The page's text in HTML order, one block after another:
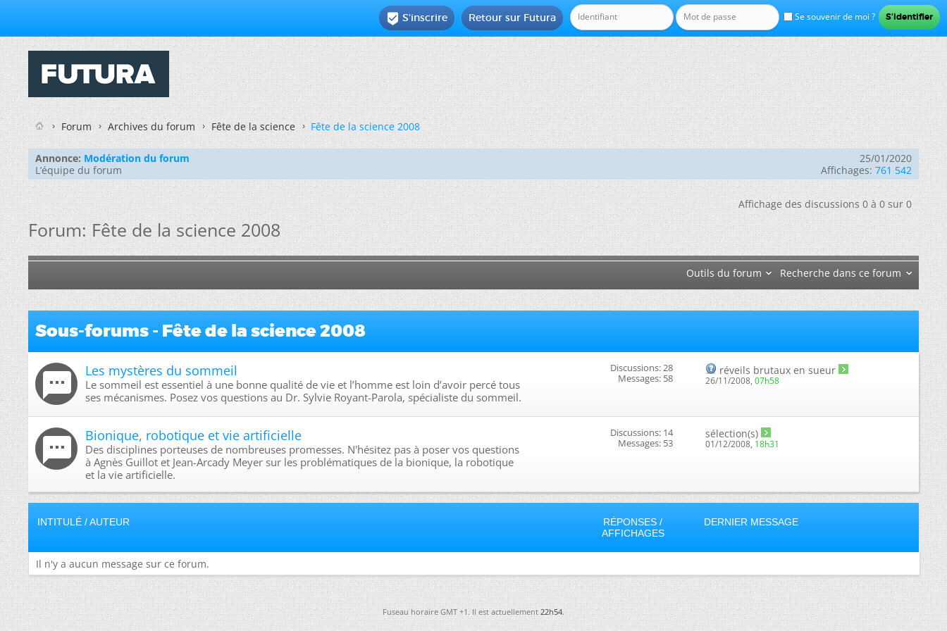
Se souvenir de moi ?
Retour sur Futura
 S'inscrire
Forum Archives du forum Fête de la science Fête de la science 2008
Annonce: Modération du forum
L’équipe du forum
25/01/2020
Affichages: 761 542
Affichage des discussions 0 à 0 sur 0
Forum:Fête de la science 2008
Outils du forum Recherche dans ce forum
Sous-forums - Fête de la science 2008
Les mystères du sommeil
Le sommeil est essentiel à une bonne qualité de vie et l’homme est loin d’avoir percé tous
ses mécanismes. Posez vos questions au Dr. Sylvie Royant-Parola, spécialiste du sommeil.
Discussions: 28
Messages: 58
réveils brutaux en sueur
26/11/2008, 07h58
Bionique, robotique et vie artificielle
Des disciplines porteuses de nombreuses promesses. N'hésitez pas à poser vos questions
à Agnès Guillot et Jean-Arcady Meyer sur les problématiques de la bionique, la robotique
et la vie artificielle.
Discussions: 14
Messages: 53
sélection(s)
01/12/2008, 18h31
INTITULÉ /AUTEUR
RÉPONSES /
AFFICHAGES
DERNIER MESSAGE
Il n'y a aucun message sur ce forum.
Fuseau horaire GMT +1. Il est actuellement22h54.